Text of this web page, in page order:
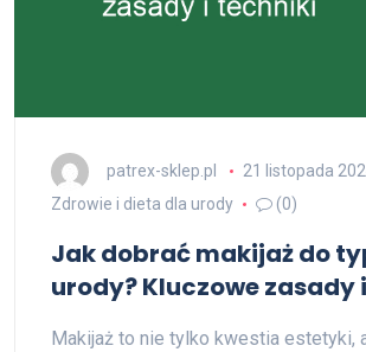
patrex-sklep.pl
21 listopada
Zdrowie i dieta dla urody
(0)
Jak dobrać makijaż do
urody? Kluczowe zasady
Makijaż to nie tylko kwestia estetyki,